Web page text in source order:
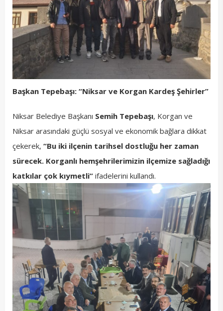
Başkan Tepebaşı: “Niksar ve Korgan Kardeş Şehirler”
Niksar Belediye Başkanı Semih Tepebaşı, Korgan ve
Niksar arasındaki güçlü sosyal ve ekonomik bağlara dikkat
çekerek, “Bu iki ilçenin tarihsel dostluğu her zaman
sürecek. Korganlı hemşehrilerimizin ilçemize sağladığı
katkılar çok kıymetli” ifadelerini kullandı.